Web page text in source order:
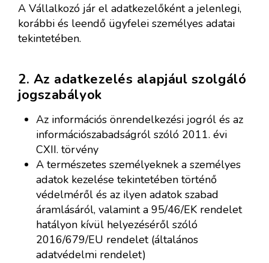
A Vállalkozó jár el adatkezelőként a jelenlegi,
korábbi és leendő ügyfelei személyes adatai
tekintetében.
2. Az adatkezelés alapjául szolgáló
jogszabályok
Az információs önrendelkezési jogról és az
információszabadságról szóló 2011. évi
CXII. törvény
A természetes személyeknek a személyes
adatok kezelése tekintetében történő
védelméről és az ilyen adatok szabad
áramlásáról, valamint a 95/46/EK rendelet
hatályon kívül helyezéséről szóló
2016/679/EU rendelet (általános
adatvédelmi rendelet)